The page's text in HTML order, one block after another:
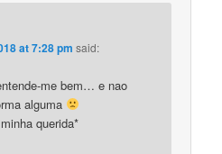
at 7:28 pm said:
me bem… e nao
alguma
querida*